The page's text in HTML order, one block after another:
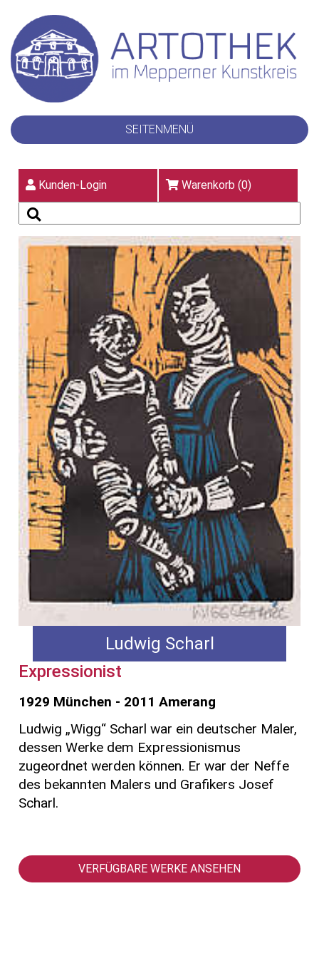
SEITENMENÜ
Kunden-Login Warenkorb (0)
Ludwig Scharl
Expressionist
1929 München - 2011 Amerang
Ludwig „Wigg“ Scharl war ein deutscher Maler,
dessen Werke dem Expressionismus
zugeordnet werden können. Er war der Neffe
des bekannten Malers und Grafikers Josef
Scharl.
VERFÜGBARE WERKE ANSEHEN